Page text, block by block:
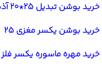
خرید بوشن تبدیل 25*20 آذین
خرید بوشن یکسر مغزی 25
خرید مهره ماسوره یکسر فلز 25